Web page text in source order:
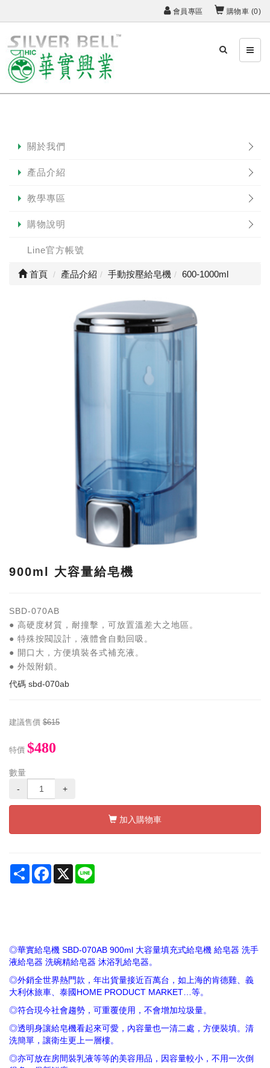
會員專區 購物車 (0)
關於我們
產品介紹
教學專區
購物說明
Line官方帳號
首頁 產品介紹 手動按壓給皂機 600-1000ml
900ml 大容量給皂機
SBD-070AB
● 高硬度材質，耐撞擊，可放置溫差大之地區。
● 特殊按閥設計，液體會自動回吸。
● 開口大，方便填裝各式補充液。
● 外殼附鎖。
代碼 sbd-070ab
建議售價 $615
特價 $480
數量
-
+
加入購物車
Share Facebook
X
◎華實給皂機 SBD-070AB 900ml 大容量填充式給皂機 給皂器 洗手
液給皂器 洗碗精給皂器 沐浴乳給皂器。
◎外銷全世界熱門款，年出貨量接近百萬台，如上海的肯德雞、義
大利休旅車、泰國HOME PRODUCT MARKET…等。
◎符合現今社會趨勢，可重覆使用，不會增加垃圾量。
◎透明身讓給皂機看起來可愛，內容量也一清二處，方便裝填。清
洗簡單，讓衛生更上一層樓。
◎亦可放在房間裝乳液等等的美容用品，因容量較小，不用一次倒